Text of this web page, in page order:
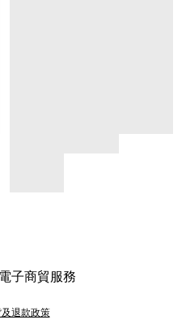
子商貿服務
退款政策